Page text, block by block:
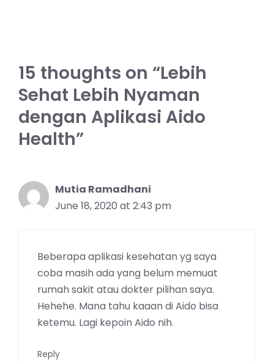
15 thoughts on “Lebih
Sehat Lebih Nyaman
dengan Aplikasi Aido
Health”
Mutia Ramadhani
June 18, 2020 at 2:43 pm
Beberapa aplikasi kesehatan yg saya
coba masih ada yang belum memuat
rumah sakit atau dokter pilihan saya.
Hehehe. Mana tahu kaaan di Aido bisa
ketemu. Lagi kepoin Aido nih.
Reply